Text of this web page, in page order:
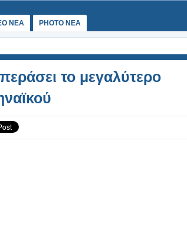
NEA PHOTO NEA
το μεγαλύτερο